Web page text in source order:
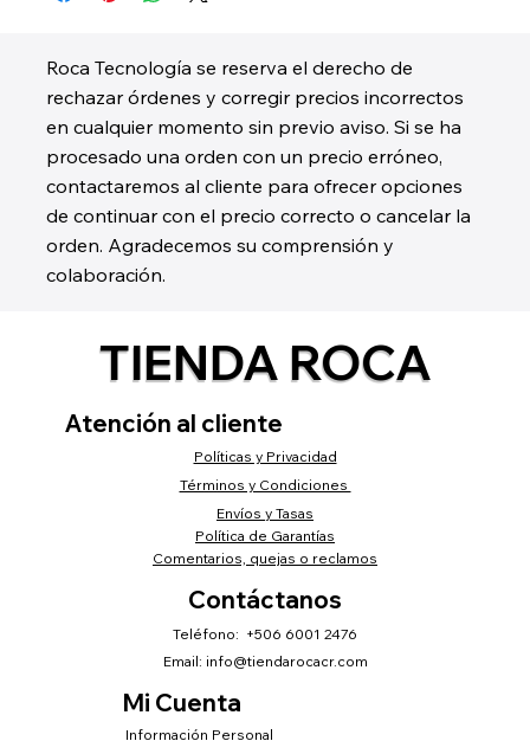
Roca Tecnología se reserva el derecho de
rechazar órdenes y corregir precios incorrectos
en cualquier momento sin previo aviso. Si se ha
procesado una orden con un precio erróneo,
contactaremos al cliente para ofrecer opciones
de continuar con el precio correcto o cancelar la
orden. Agradecemos su comprensión y
colaboración.
TIENDA ROCA
Atención al cliente
Políticas y Privacidad
Términos y Condiciones
Envíos y Tasas
Política de Garantías
Comentarios, quejas o reclamos
Mi Cuenta
Información Personal
Contáctanos
Teléfono: +506 6001 2476
Email: info@tiendarocacr.com